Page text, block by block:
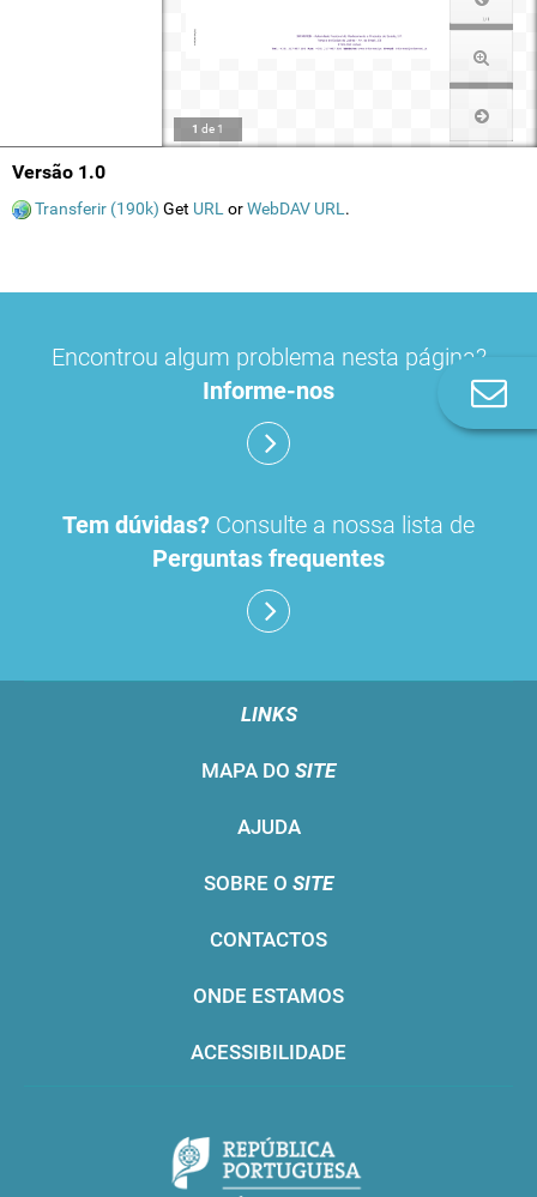
1 de 1
Versão 1.0
Transferir (190k) Get URL orWebDAV URL .
Encontrou algum problema nesta página?
Informe-nos
Tem dúvidas? Consulte a nossa lista de
Perguntas frequentes
LINKS
MAPA DO SITE
AJUDA
SOBRE O SITE
CONTACTOS
ONDE ESTAMOS
ACESSIBILIDADE